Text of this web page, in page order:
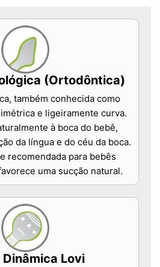
(Ortodôntica)
também conhecida como
e ligeiramente curva.
à boca do bebê,
da língua e do céu da boca.
recomendada para bebês
uma sucção natural.
Dinâmica Lovi